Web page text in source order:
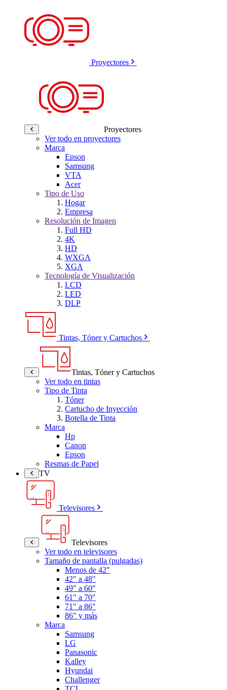
Proyectores
Proyectores
Ver todo en proyectores
Marca
Epson
Samsung
VTA
Acer
Tipo de Uso
Hogar
Empresa
Resolución de Imagen
Full HD
4K
HD
WXGA
XGA
Tecnología de Visualización
LCD
LED
DLP
Tintas, Tóner y Cartuchos
Tintas, Tóner y Cartuchos
Ver todo en tintas
Tipo de Tinta
Tóner
Cartucho de Inyección
Botella de Tinta
Marca
Hp
Canon
Epson
Resmas de Papel
TV
Televisores
Televisores
Ver todo en televisores
Tamaño de pantalla (pulgadas)
Menos de 42"
42" a 48"
49" a 60"
61" a 70"
71" a 86"
86" y más
Marca
Samsung
LG
Panasonic
Kalley
Hyundai
Challenger